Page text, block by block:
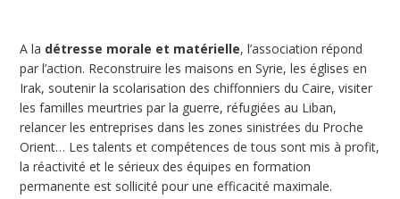
A la détresse morale et matérielle, l’association répond
par l’action. Reconstruire les maisons en Syrie, les églises en
Irak, soutenir la scolarisation des chiffonniers du Caire, visiter
les familles meurtries par la guerre, réfugiées au Liban,
relancer les entreprises dans les zones sinistrées du Proche
Orient… Les talents et compétences de tous sont mis à profit,
la réactivité et le sérieux des équipes en formation
permanente est sollicité pour une efficacité maximale.